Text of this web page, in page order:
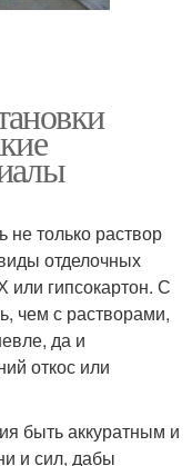
не только раствор
отделочных
гипсокартон. С
чем с растворами,
да и
откос или
быть аккуратным и
и сил, дабы